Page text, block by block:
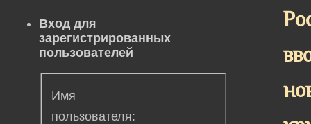
Вход для
зарегистрированных
пользователей
Имя
пользователя: